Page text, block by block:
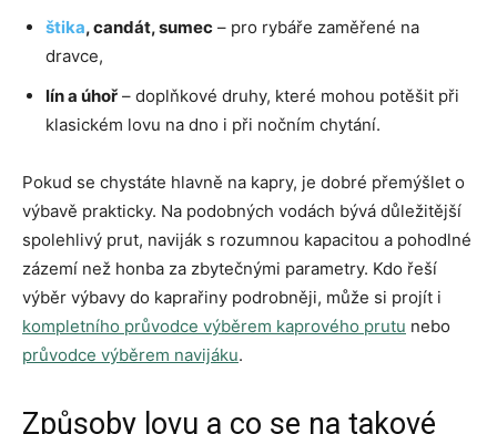
štika, candát, sumec – pro rybáře zaměřené na
dravce,
lín a úhoř – doplňkové druhy, které mohou potěšit při
klasickém lovu na dno i při nočním chytání.
Pokud se chystáte hlavně na kapry, je dobré přemýšlet o
výbavě prakticky. Na podobných vodách bývá důležitější
spolehlivý prut, naviják s rozumnou kapacitou a pohodlné
zázemí než honba za zbytečnými parametry. Kdo řeší
výběr výbavy do kaprařiny podrobněji, může si projít i
kompletního průvodce výběrem kaprového prutu nebo
průvodce výběrem navijáku.
Způsoby lovu a co se na takové